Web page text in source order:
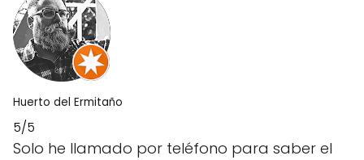
Huerto del Ermitaño
5/5
Solo he llamado por teléfono para saber el